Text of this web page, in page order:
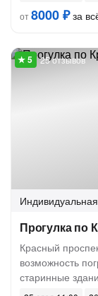
от8000 ₽за
25 отзывов
Индивидуальная
Прогулка по
Красный
возможность
старинные